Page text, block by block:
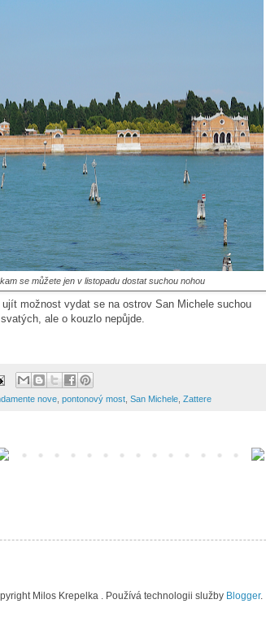
se můžete jen v listopadu dostat suchou nohou
možnost vydat se na ostrov San Michele suchou
ale o kouzlo nepůjde.
nove, pontonový most, San Michele, Zattere
Milos Krepelka . Používá technologii služby Blogger.